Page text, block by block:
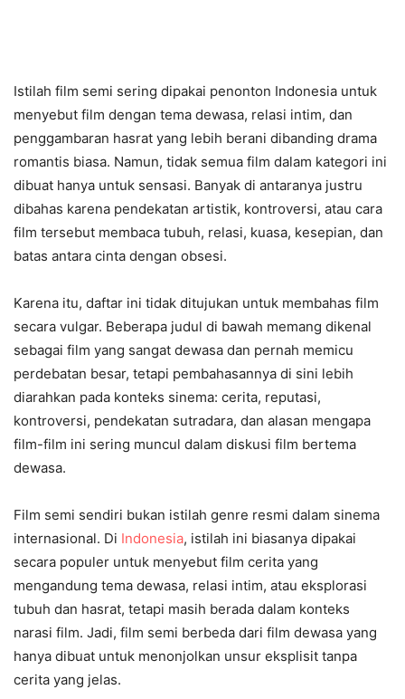
Istilah film semi sering dipakai penonton Indonesia untuk
menyebut film dengan tema dewasa, relasi intim, dan
penggambaran hasrat yang lebih berani dibanding drama
romantis biasa. Namun, tidak semua film dalam kategori ini
dibuat hanya untuk sensasi. Banyak di antaranya justru
dibahas karena pendekatan artistik, kontroversi, atau cara
film tersebut membaca tubuh, relasi, kuasa, kesepian, dan
batas antara cinta dengan obsesi.
Karena itu, daftar ini tidak ditujukan untuk membahas film
secara vulgar. Beberapa judul di bawah memang dikenal
sebagai film yang sangat dewasa dan pernah memicu
perdebatan besar, tetapi pembahasannya di sini lebih
diarahkan pada konteks sinema: cerita, reputasi,
kontroversi, pendekatan sutradara, dan alasan mengapa
film-film ini sering muncul dalam diskusi film bertema
dewasa.
Film semi sendiri bukan istilah genre resmi dalam sinema
internasional. Di Indonesia, istilah ini biasanya dipakai
secara populer untuk menyebut film cerita yang
mengandung tema dewasa, relasi intim, atau eksplorasi
tubuh dan hasrat, tetapi masih berada dalam konteks
narasi film. Jadi, film semi berbeda dari film dewasa yang
hanya dibuat untuk menonjolkan unsur eksplisit tanpa
cerita yang jelas.